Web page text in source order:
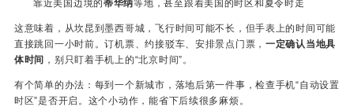
靠近美国边境的蒂华纳等地，甚至跟着美国的时区和夏令时走
这意味着，从坎昆到墨西哥城，飞行时间可能不长，但手表上的时间可能
直接跳回一小时前。订机票、约接驳车、安排景点门票， 一定确认当地具
体时间 ，别只盯着手机上的“北京时间”。
有个简单的办法：每到一个新城市，落地后第一件事，检查手机“自动设置
时区”是否开启。这个小动作，能省下后续很多麻烦。